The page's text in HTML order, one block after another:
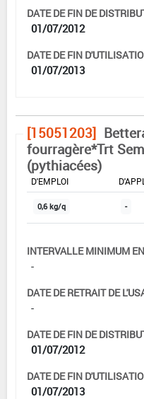
DATE DE FIN DE
01/07/2012
DATE DE FIN
01/07/2013
[15051203]
fourragère*Trt
(pythiacées)
DOSE MAX
D'EMPLOI
0,6 kg/q -
INTERVALLE MINIMUM
-
DATE DE RETRAIT DE
-
DATE DE FIN DE
01/07/2012
DATE DE FIN
01/07/2013